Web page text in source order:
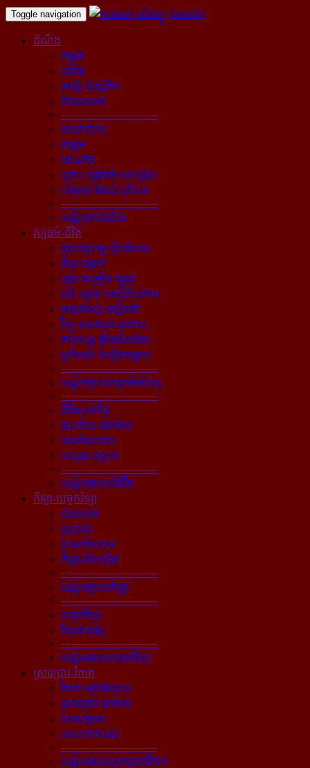
Toggle navigation
ដំណឹង
កម្ពុជា
បារាំង
អាស៊ី-ប៉ាស៊ីភិក
ពិភពលោក
----------------------------
នយោបាយ
សង្គម
សេដ្ឋកិច្ច
គ្រោះ យុត្តិធម៌ បទល្មើស
បរិស្ថាន ផែនដី ព្រំដែន
----------------------------
បណ្ដុំគ្រប់ដំណឹង
វប្បធម៌-ជីវិត
ស្ថាបត្យកម្ម រៀបចំនគរ
គំនូរ ចម្លាក់
ភ្លេង ចម្រៀង ស្មូត្រ
របាំ ល្ខោន ទស្សនីយភាព
អក្សសិល្ប៍ សៀវភៅ
វិទ្យុ ទូរទស្សន៍ រូបភាព
ភាពយន្ដ ផ្ទាំងសំពត់ស
ប្រពៃណី ទំនៀមទម្លាប់
----------------------------
បណ្ដុំអត្ថបទវប្បធម៌សិល្បៈ
----------------------------
ជីវិតប្រចាំថ្ងៃ
សុខភាព អនាម័យ
សោភ័ណភាព
បេះដូង ស្នេហា
----------------------------
បណ្ដុំអត្ថបទពីជីវិត
កីឡា-បច្ចេកវិទ្យា
បាល់ទាត់
ប្រដាល់
ប្រណាំងយាន
កីឡាដទៃទៀត
----------------------------
បណ្ដុំអត្ថបទកីឡា
----------------------------
បច្ចេកវិទ្យា
វិទ្យាសាស្ត្រ
----------------------------
បណ្ដុំអត្ថបទបច្ចេកវិទ្យា
ស្រាវជ្រាវ-វិភាគ
វិភាគ អត្ថាធិប្បាយ
ស្រាវជ្រាវ ឯកសារ
បទសម្ភាស
បទយកការណ៍
----------------------------
បណ្ដុំអត្ថបទស្រាវជ្រាវវិភាគ